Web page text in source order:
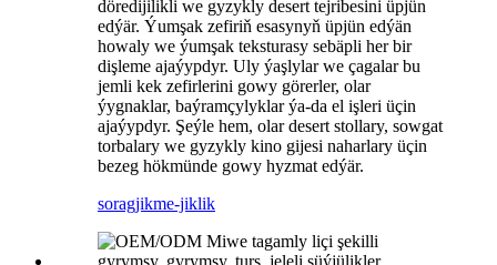
döredijilikli we gyzykly desert tejribesini üpjün
edýär. Ýumşak zefiriň esasynyň üpjün edýän
howaly we ýumşak teksturasy sebäpli her bir
dişleme ajaýypdyr. Uly ýaşlylar we çagalar bu
jemli kek zefirlerini gowy görerler, olar
ýygnaklar, baýramçylyklar ýa-da el işleri üçin
ajaýypdyr. Şeýle hem, olar desert stollary, sowgat
torbalary we gyzykly kino gijesi naharlary üçin
bezeg hökmünde gowy hyzmat edýär.
soragjikme-jiklik